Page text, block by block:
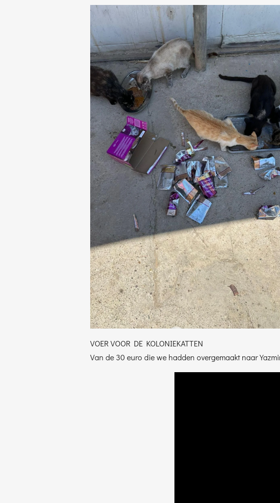
VOER VOOR DE KOLONIEKATTEN
Van de 30 euro die we hadden overgemaakt naar